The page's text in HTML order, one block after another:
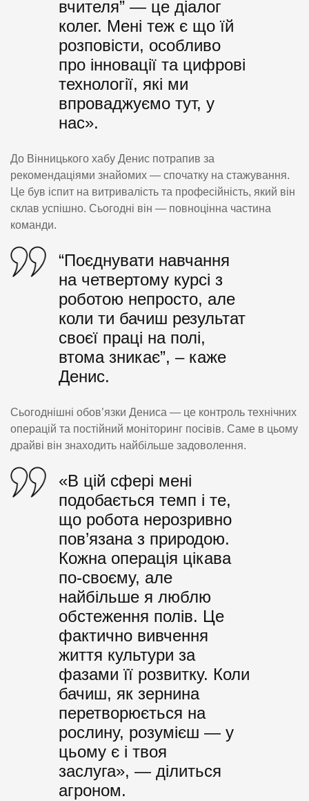
вчителя” — це діалог
колег. Мені теж є що їй
розповісти, особливо
про інновації та цифрові
технології, які ми
впроваджуємо тут, у
нас».
До Вінницького хабу Денис потрапив за
рекомендаціями знайомих — спочатку на стажування.
Це був іспит на витривалість та професійність, який він
склав успішно. Сьогодні він — повноцінна частина
команди.
“Поєднувати навчання
на четвертому курсі з
роботою непросто, але
коли ти бачиш результат
своєї праці на полі,
втома зникає”, – каже
Денис.
Сьогоднішні обов’язки Дениса — це контроль технічних
операцій та постійний моніторинг посівів. Саме в цьому
драйві він знаходить найбільше задоволення.
«В цій сфері мені
подобається темп і те,
що робота нерозривно
пов’язана з природою.
Кожна операція цікава
по-своєму, але
найбільше я люблю
обстеження полів. Це
фактично вивчення
життя культури за
фазами її розвитку. Коли
бачиш, як зернина
перетворюється на
рослину, розумієш — у
цьому є і твоя
заслуга», — ділиться
агроном.